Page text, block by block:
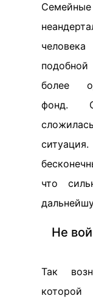
более
фонд.
что
Не
Так